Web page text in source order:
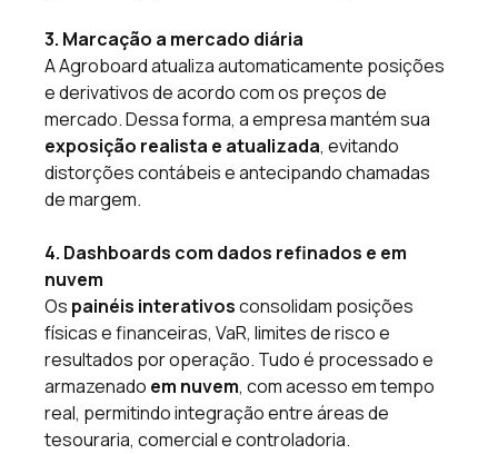
3. Marcação a mercado diária
A Agroboard atualiza automaticamente posições
e derivativos de acordo com os preços de
mercado. Dessa forma, a empresa mantém sua
exposição realista e atualizada, evitando
distorções contábeis e antecipando chamadas
de margem.
4. Dashboards com dados refinados e em
nuvem
Os painéis interativos consolidam posições
físicas e financeiras, VaR, limites de risco e
resultados por operação. Tudo é processado e
armazenado em nuvem, com acesso em tempo
real, permitindo integração entre áreas de
tesouraria, comercial e controladoria.